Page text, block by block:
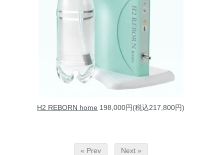
H2 REBORN home 198,000円(税込217,800円)
« Prev Next »